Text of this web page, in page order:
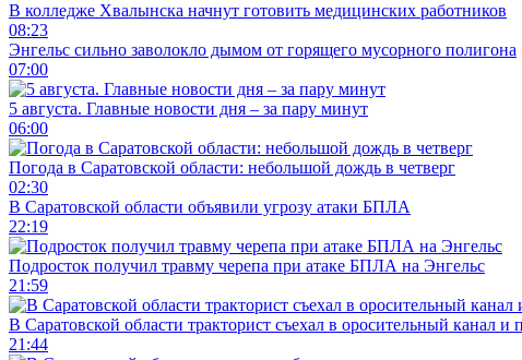
В колледже Хвалынска начнут готовить медицинских работников
08:23
Энгельс сильно заволокло дымом от горящего мусорного полигона
07:00
5 августа. Главные новости дня – за пару минут
06:00
Погода в Саратовской области: небольшой дождь в четверг
02:30
В Саратовской области объявили угрозу атаки БПЛА
22:19
Подросток получил травму черепа при атаке БПЛА на Энгельс
21:59
В Саратовской области тракторист съехал в оросительный канал и
21:44